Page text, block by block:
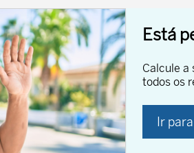
Está
Calcule a
todos os
Ir